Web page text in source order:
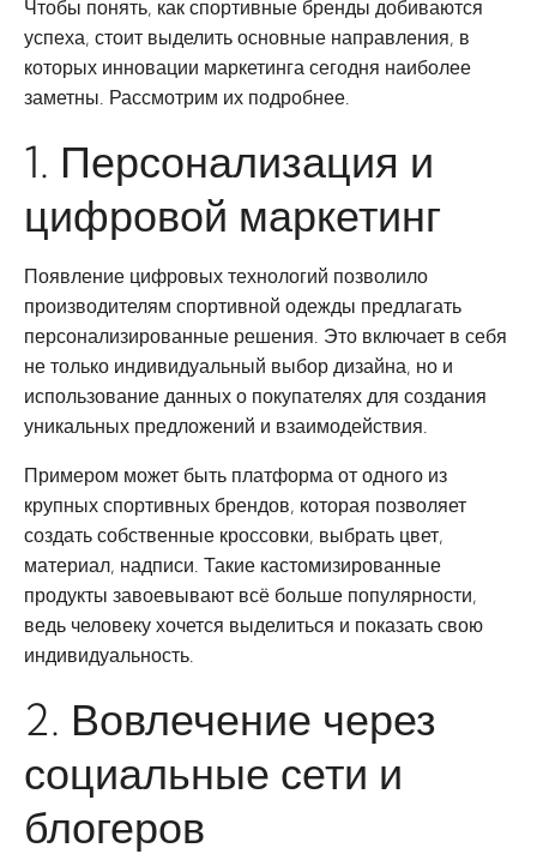
Чтобы понять, как спортивные бренды добиваются
успеха, стоит выделить основные направления, в
которых инновации маркетинга сегодня наиболее
заметны. Рассмотрим их подробнее.
1. Персонализация и
цифровой маркетинг
Появление цифровых технологий позволило
производителям спортивной одежды предлагать
персонализированные решения. Это включает в себя
не только индивидуальный выбор дизайна, но и
использование данных о покупателях для создания
уникальных предложений и взаимодействия.
Примером может быть платформа от одного из
крупных спортивных брендов, которая позволяет
создать собственные кроссовки, выбрать цвет,
материал, надписи. Такие кастомизированные
продукты завоевывают всё больше популярности,
ведь человеку хочется выделиться и показать свою
индивидуальность.
2. Вовлечение через
социальные сети и
блогеров